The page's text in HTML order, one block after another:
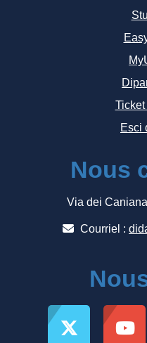
Esci
Nous
Via dei
Courriel :